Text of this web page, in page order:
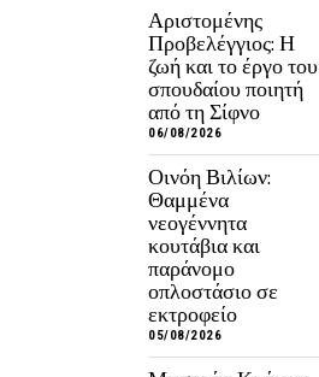
Αριστομένης
Προβελέγγιος: Η
ζωή και το έργο του
σπουδαίου ποιητή
από τη Σίφνο
06/08/2026
Οινόη Βιλίων:
Θαμμένα
νεογέννητα
κουτάβια και
παράνομο
οπλοστάσιο σε
εκτροφείο
05/08/2026